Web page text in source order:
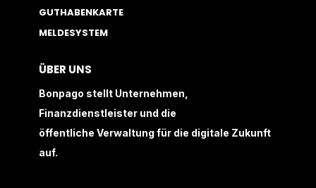
GUTHABENKARTE
MELDESYSTEM
ÜBER UNS
Bonpago stellt Unternehmen,
Finanzdienstleister und die
öffentliche Verwaltung für die digitale Zukunft
auf.